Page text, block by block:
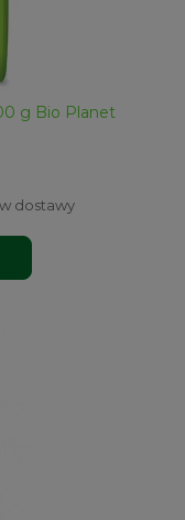
g Bio Planet
dostawy